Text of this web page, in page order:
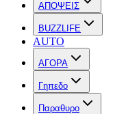
ΑΠΟΨΕΙΣ
BUZZLIFE
AUTO
ΑΓΟΡΑ
Γηπεδο
Παραθυρο